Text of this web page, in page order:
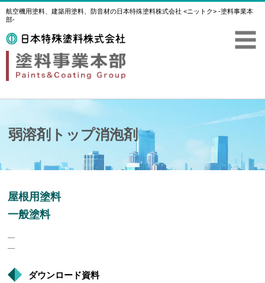
航空機用塗料、建築用塗料、防音材の日本特殊塗料株式会社 <ニットク> -塗料事業本
部-
弱溶剤トップ消泡剤
屋根用塗料
一般塗料
―
―
ダウンロード資料